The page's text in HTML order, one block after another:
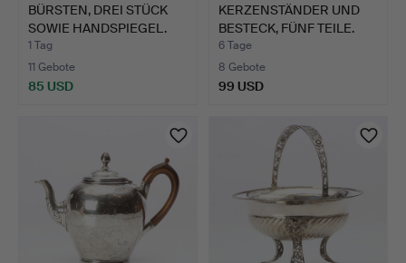
BÜRSTEN, DREI STÜCK
SOWIE HANDSPIEGEL.
Sil…
1 Tag
11 Gebote
85 USD
KERZENSTÄNDER UND
BESTECK, FÜNF TEILE.
Sil…
6 Tage
8 Gebote
99 USD